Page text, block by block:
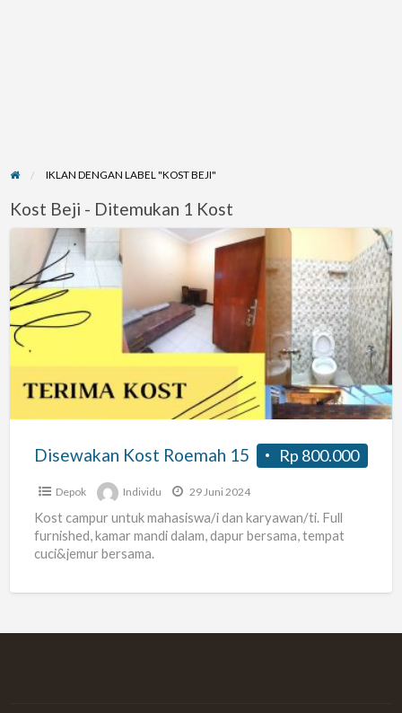
IKLAN DENGAN LABEL "KOST BEJI"
Kost Beji - Ditemukan 1 Kost
Disewakan
Kost
Roemah
15
Rp 800.000
Disewakan Kost Roemah 15
Depok Individu 29 Juni 2024
Kost campur untuk mahasiswa/i dan karyawan/ti. Full
furnished, kamar mandi dalam, dapur bersama, tempat
cuci&jemur bersama.